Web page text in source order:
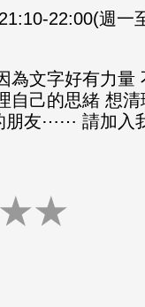
22:00(週一
為文字好有力量
自己的思緒 想
朋友⋯⋯ 請加入
★★